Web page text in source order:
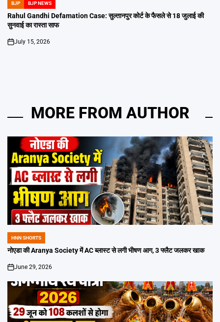
POSTED
IN
BJP BJP NEWS
Rahul Gandhi Defamation Case: सुल्तानपुर कोर्ट के फैसले से 18 जुलाई की
सुनवाई का रास्ता साफ
on
July 15, 2026
MORE FROM AUTHOR
POSTED
IN
HNN SHORTS
नोएडा की Aranya Society में AC ब्लास्ट से लगी भीषण आग, 3 फ्लैट जलकर खाक
on
June 29, 2026